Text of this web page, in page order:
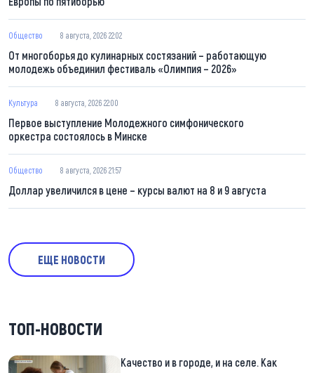
Общество 8 августа, 2026 22:02
От многоборья до кулинарных состязаний – работающую
молодежь объединил фестиваль «Олимпия – 2026»
Культура 8 августа, 2026 22:00
Первое выступление Молодежного симфонического
оркестра состоялось в Минске
Общество 8 августа, 2026 21:57
Доллар увеличился в цене – курсы валют на 8 и 9 августа
ЕЩЕ НОВОСТИ
ТОП-НОВОСТИ
Качество и в городе, и на селе. Как